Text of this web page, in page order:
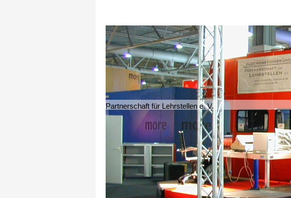
Partnerschaft für Lehrstellen e. V.